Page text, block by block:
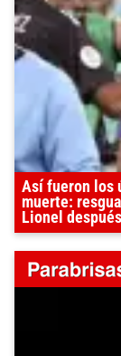
Así fueron los
muerte:
Lionel